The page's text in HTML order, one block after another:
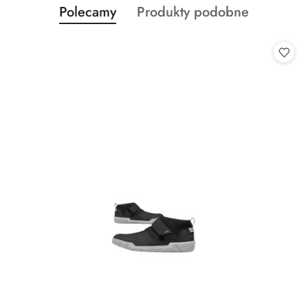
Pomiń karuzelę produktów
Produkty
o
Polecamy
Produkty
Produkty podobne